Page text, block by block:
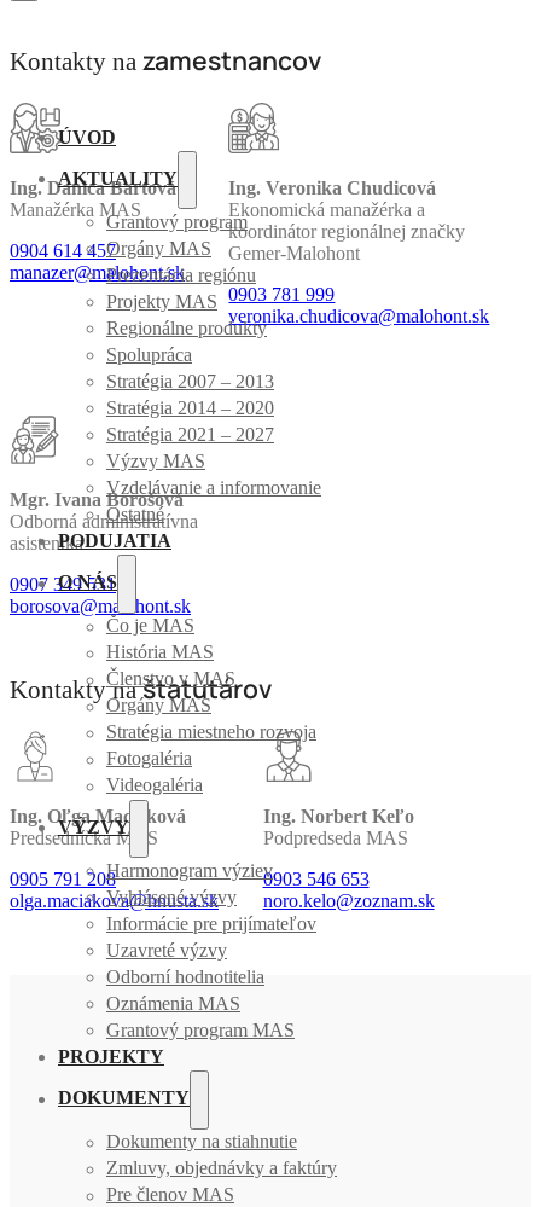
ÚVOD
AKTUALITY
Grantový program
Orgány MAS
Prezentácia regiónu
Projekty MAS
Regionálne produkty
Spolupráca
Stratégia 2007 – 2013
Stratégia 2014 – 2020
Stratégia 2021 – 2027
Výzvy MAS
Vzdelávanie a informovanie
Ostatné
PODUJATIA
O NÁS
Čo je MAS
História MAS
Členstvo v MAS
Orgány MAS
Stratégia miestneho rozvoja
Fotogaléria
Videogaléria
VÝZVY
Harmonogram výziev
Vyhlásené výzvy
Informácie pre prijímateľov
Uzavreté výzvy
Odborní hodnotitelia
Oznámenia MAS
Grantový program MAS
PROJEKTY
DOKUMENTY
Dokumenty na stiahnutie
Zmluvy, objednávky a faktúry
Pre členov MAS
Kontakty na zamestnancov
Ing. Danica Bartová
Manažérka MAS
0904 614 457
manazer@malohont.sk
Ing. Veronika Chudicová
Ekonomická manažérka a
koordinátor regionálnej značky
Gemer-Malohont
0903 781 999
veronika.chudicova@malohont.sk
Mgr. Ivana Borošová
Odborná administratívna
asistentka
0907 349 531
borosova@malohont.sk
Kontakty naštatutárov
Ing. Oľga Maciaková
Predsedníčka MAS
0905 791 208
olga.maciakova@hnusta.sk
Ing. Norbert Keľo
Podpredseda MAS
0903 546 653
noro.kelo@zoznam.sk